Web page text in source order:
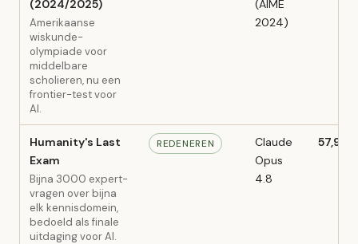
(2024/2025)
Amerikaanse
wiskunde-
olympiade voor
middelbare
scholieren, nu een
frontier-test voor
AI.
(AIME
2024)
Humanity's Last
Exam
Bijna 3000 expert-
vragen over bijna
elk kennisdomein,
bedoeld als finale
uitdaging voor AI.
REDENEREN
Claude
Opus
4.8
57,9%